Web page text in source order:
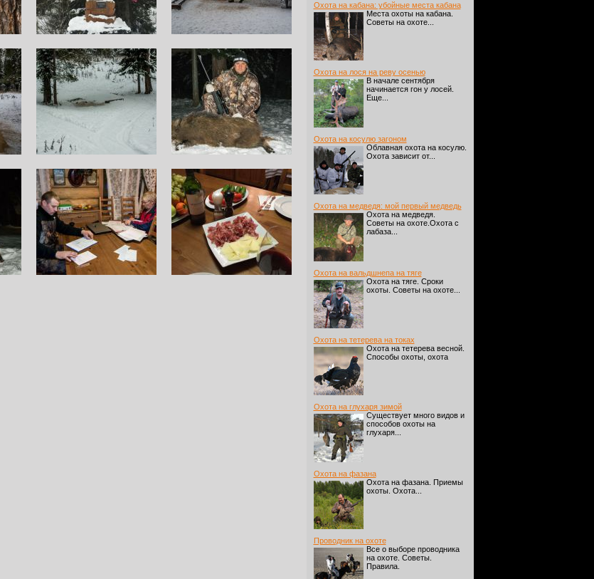
Охота на кабана: убойные места кабана
Места охоты на кабана.
Советы на охоте...
Охота на лося на реву осенью
В начале сентября
начинается гон у лосей.
Еще...
Охота на косулю загоном
Облавная охота на косулю.
Охота зависит от...
Охота на медведя: мой первый медведь
Охота на медведя.
Советы на охоте.Охота с
лабаза...
Охота на вальдшнепа на тяге
Охота на тяге. Сроки
охоты. Советы на охоте...
Охота на тетерева на токах
Охота на тетерева весной.
Способы охоты, охота
Охота на глухаря зимой
Существует много видов и
способов охоты на
глухаря...
Охота на фазана
Охота на фазана. Приемы
охоты. Охота...
Проводник на охоте
Все о выборе проводника
на охоте. Советы.
Правила.